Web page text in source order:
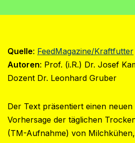
Quelle: FeedMagazine/Kraftfutter
Autoren: Prof. (i.R.) Dr. Josef
Dozent Dr. Leonhard Gruber
Der Text präsentiert einen
Vorhersage der täglichen
(TM-Aufnahme) von